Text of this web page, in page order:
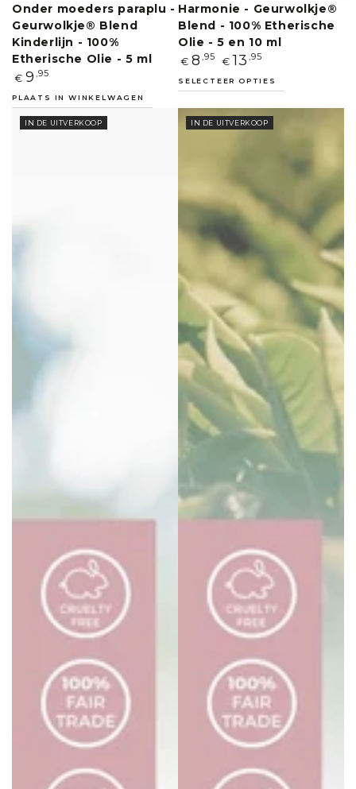
Onder moeders paraplu -
Geurwolkje® Blend
Kinderlijn - 100%
Etherische Olie - 5 ml
Normale
€ 9 ,95
PLAATS IN WINKELWAGEN
Harmonie - Geurwolkje®
Blend - 100% Etherische
Olie - 5 en 10 ml
Normale
€ 8 ,95 € 13 ,95
SELECTEER OPTIES
IN DE UITVERKOOP IN DE UITVERKOOP